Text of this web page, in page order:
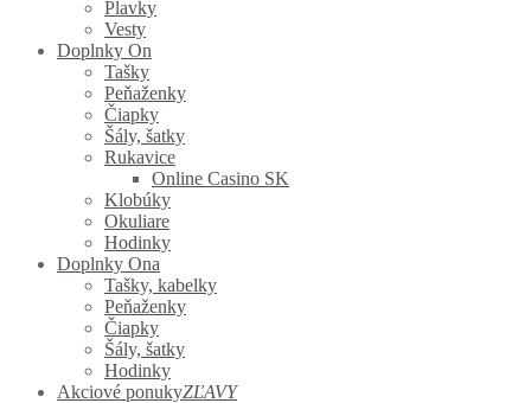
Plavky
Vesty
Doplnky On
Tašky
Peňaženky
Čiapky
Šály, šatky
Rukavice
Online Casino SK
Klobúky
Okuliare
Hodinky
Doplnky Ona
Tašky, kabelky
Peňaženky
Čiapky
Šály, šatky
Hodinky
Akciové ponukyZĽAVY